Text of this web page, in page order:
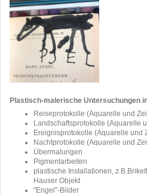
Plastisch-malerische Untersuchungen
Reiseprotokolle (Aquarelle und
Landschaftsprotokolle (Aquarelle
Ereignisprotokolle (Aquarelle und
Nachtprotokolle (Aquarelle und
Übermalungen
Pigmentarbeiten
plastische Installationen,
Hauser Objekt
"Engel"-Bilder